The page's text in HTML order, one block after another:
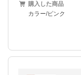
購入した商品
カラー/ピンク